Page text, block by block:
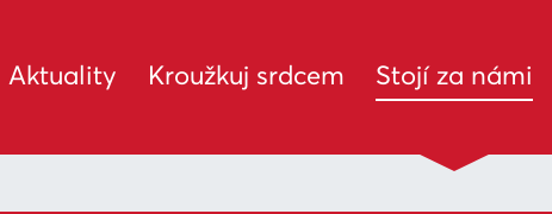
Aktuality Kroužkuj srdcem Stojí za námi